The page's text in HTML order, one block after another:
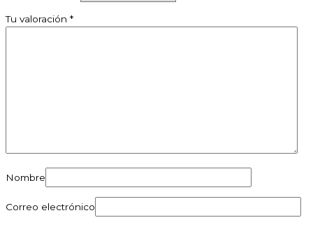
Tu valoración *
Nombre
Correo electrónico